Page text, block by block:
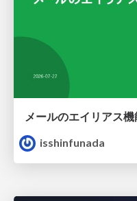
メールのエイリアス
isshinfunada